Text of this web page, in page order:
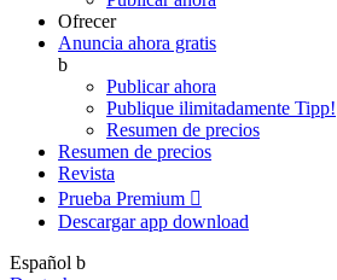
Ofrecer
Anuncia ahora gratis
b
Publicar ahora
Publique ilimitadamente Tipp!
Resumen de precios
Resumen de precios
Revista
Prueba Premium 
Descargar app download
Español b